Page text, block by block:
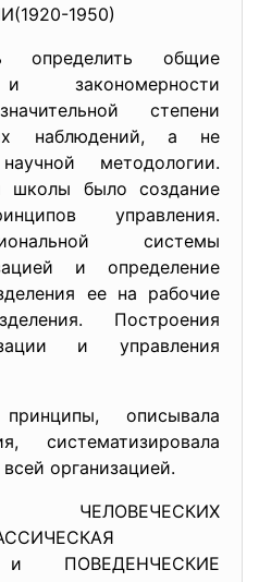
1950)
определить общие
и закономерности
степени
наблюдений, а не
методологии.
школы было создание
управления.
системы
и определение
ее на рабочие
Построения
и управления
описывала
систематизировала
организацией.
и ПОВЕДЕНЧЕСКИЕ